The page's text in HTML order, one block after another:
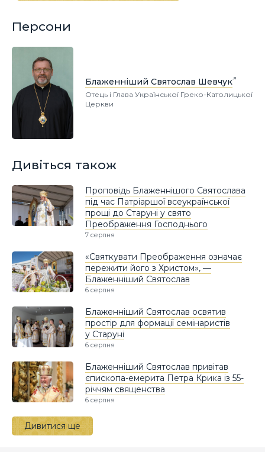
Персони
Блаженніший Святослав Шевчук
Отець і Глава Української Греко-Католицької
Церкви
Дивіться також
Проповідь Блаженнішого Святослава
під час Патріаршої всеукраїнської
прощі до Старуні у свято
Преображення Господнього
7 серпня
«Святкувати Преображення означає
пережити його з Христом», —
Блаженніший Святослав
6 серпня
Блаженніший Святослав освятив
простір для формації семінаристів
у Старуні
6 серпня
Блаженніший Святослав привітав
єпископа-емерита Петра Крика із 55-
річчям священства
6 серпня
Дивитися ще